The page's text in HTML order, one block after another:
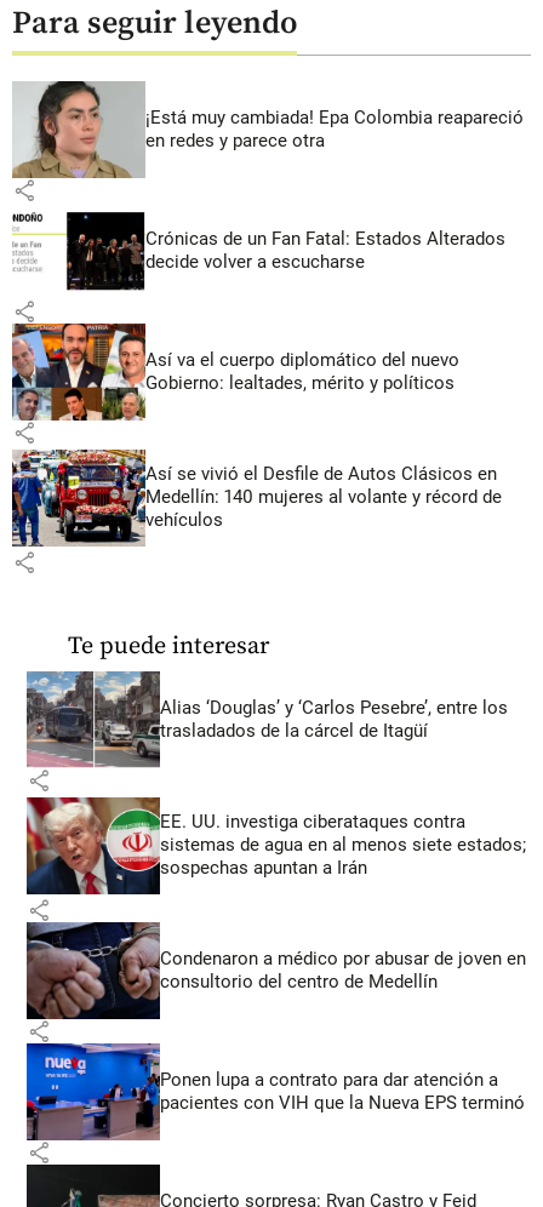
Para seguir leyendo
¡Está muy cambiada! Epa Colombia reapareció
en redes y parece otra
share
Crónicas de un Fan Fatal: Estados Alterados
decide volver a escucharse
share
Así va el cuerpo diplomático del nuevo
Gobierno: lealtades, mérito y políticos
share
Así se vivió el Desfile de Autos Clásicos en
Medellín: 140 mujeres al volante y récord de
vehículos
share
Te puede interesar
Alias ‘Douglas’ y ‘Carlos Pesebre’, entre los
trasladados de la cárcel de Itagüí
share
EE. UU. investiga ciberataques contra
sistemas de agua en al menos siete estados;
sospechas apuntan a Irán
share
Condenaron a médico por abusar de joven en
consultorio del centro de Medellín
share
Ponen lupa a contrato para dar atención a
pacientes con VIH que la Nueva EPS terminó
share
Concierto sorpresa: Ryan Castro y Feid